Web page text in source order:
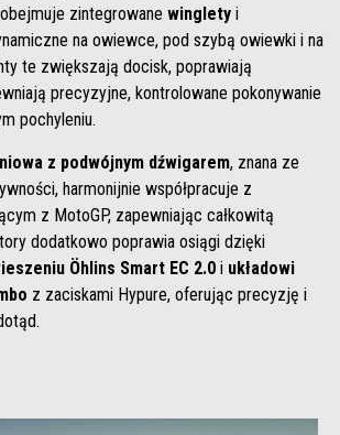
zintegrowane winglety i
na owiewce, pod szybą owiewki i na
te zwiększają docisk, poprawiają
precyzyjne, kontrolowane pokonywanie
pochyleniu.
z podwójnym dźwigarem, znana ze
harmonijnie współpracuje z
z MotoGP, zapewniając całkowitą
dodatkowo poprawia osiągi dzięki
Öhlins Smart EC 2.0 i układowi
z zaciskami Hypure, oferując precyzję i